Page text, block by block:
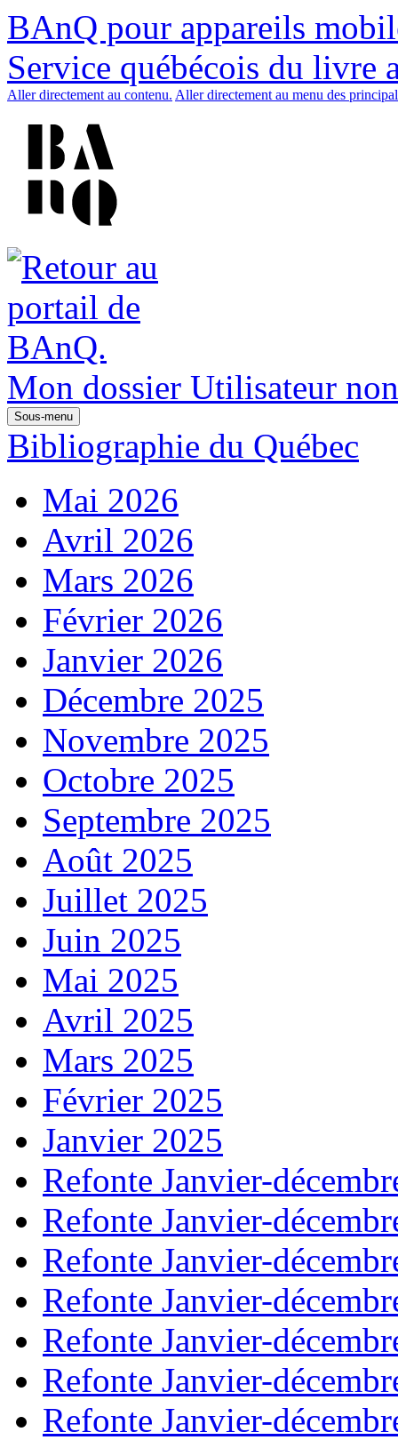
BAnQ pour appareils
Service québécois du livre
Aller directement au contenu. Aller directement au menu des
Mon dossier Utilisateur
Sous-menu
Bibliographie du Québec
Mai 2026
Avril 2026
Mars 2026
Février 2026
Janvier 2026
Décembre 2025
Novembre 2025
Octobre 2025
Septembre 2025
Août 2025
Juillet 2025
Juin 2025
Mai 2025
Avril 2025
Mars 2025
Février 2025
Janvier 2025
Refonte Janvier-
Refonte Janvier-
Refonte Janvier-
Refonte Janvier-
Refonte Janvier-
Refonte Janvier-
Refonte Janvier-